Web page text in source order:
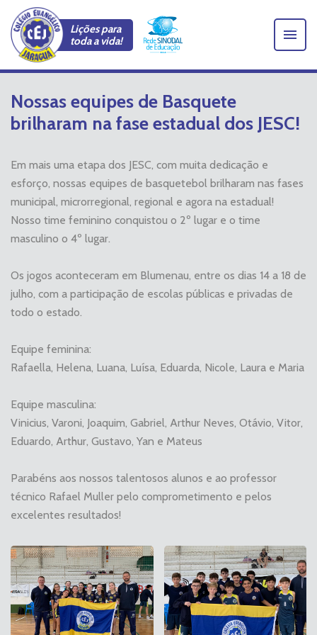
Lições para
toda a vida!
Nossas equipes de Basquete
brilharam na fase estadual dos JESC!
Em mais uma etapa dos JESC, com muita dedicação e
esforço, nossas equipes de basquetebol brilharam nas fases
municipal, microrregional, regional e agora na estadual!
Nosso time feminino conquistou o 2º lugar e o time
masculino o 4º lugar.
Os jogos aconteceram em Blumenau, entre os dias 14 a 18 de
julho, com a participação de escolas públicas e privadas de
todo o estado.
Equipe feminina:
Rafaella, Helena, Luana, Luísa, Eduarda, Nicole, Laura e Maria
Equipe masculina:
Vinicius, Varoni, Joaquim, Gabriel, Arthur Neves, Otávio, Vitor,
Eduardo, Arthur, Gustavo, Yan e Mateus
Parabéns aos nossos talentosos alunos e ao professor
técnico Rafael Muller pelo comprometimento e pelos
excelentes resultados!